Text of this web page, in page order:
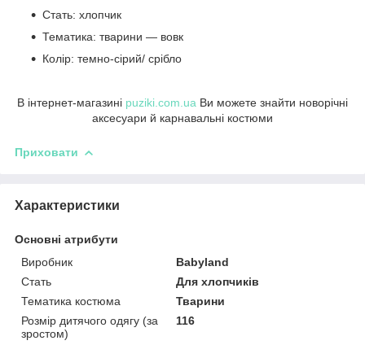
Стать: хлопчик
Тематика: тварини — вовк
Колір: темно-сірий/ срібло
В інтернет-магазині puziki.com.ua Ви можете знайти новорічні
аксесуари й карнавальні костюми
Приховати
Характеристики
Основні атрибути
Виробник
Babyland
Стать
Для хлопчиків
Тематика костюма
Тварини
Розмір дитячого одягу (за
зростом)
116